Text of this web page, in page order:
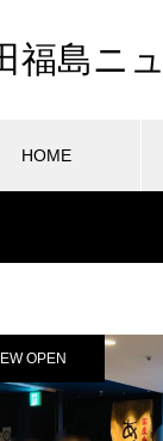
福島ニ
HOME
OPEN